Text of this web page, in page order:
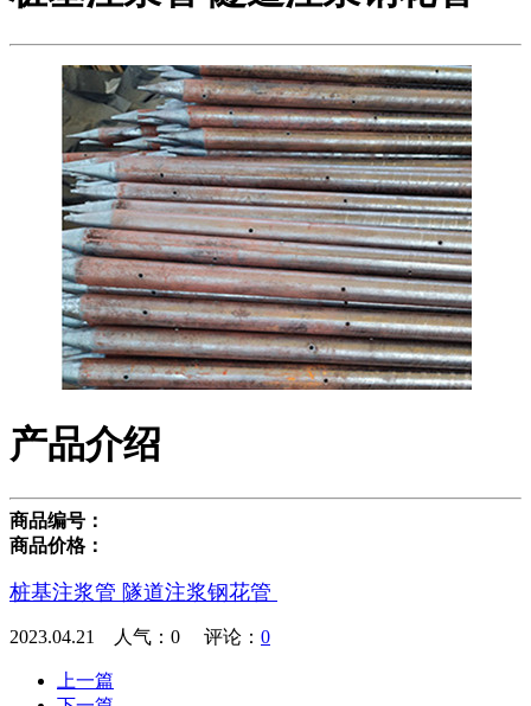
产品介绍
商品编号：
商品价格：
桩基注浆管 隧道注浆钢花管
2023.04.21 人气： 0 评论： 0
上一篇